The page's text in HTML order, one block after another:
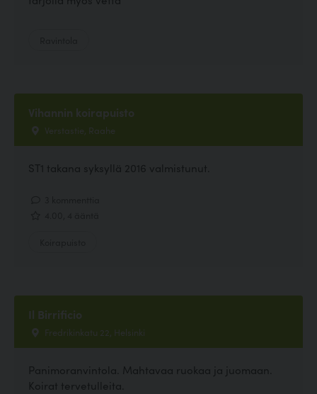
Vihannin koirapuisto
Verstastie, Raahe
ST1 takana syksyllä 2016 valmistunut.
Il Birrificio
Fredrikinkatu 22, Helsinki
Panimoranvintola. Mahtavaa ruokaa ja juomaan.
Koirat tervetulleita.